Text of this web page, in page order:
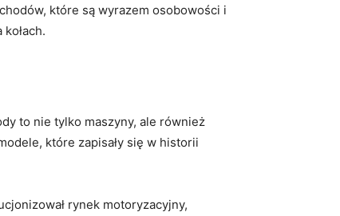
które⁣ są wyrazem osobowości‍ i
to nie tylko maszyny,⁣ ale również
które ⁤zapisały się⁣ w historii
rynek motoryzacyjny,